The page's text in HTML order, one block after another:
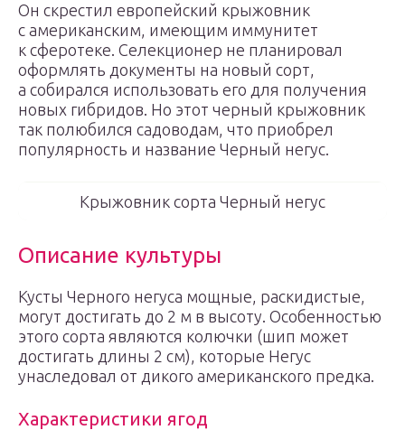
Он скрестил европейский крыжовник
с американским, имеющим иммунитет
к сферотеке. Селекционер не планировал
оформлять документы на новый сорт,
а собирался использовать его для получения
новых гибридов. Но этот черный крыжовник
так полюбился садоводам, что приобрел
популярность и название Черный негус.
Крыжовник сорта Черный негус
Описание культуры
Кусты Черного негуса мощные, раскидистые,
могут достигать до 2 м в высоту. Особенностью
этого сорта являются колючки (шип может
достигать длины 2 см), которые Негус
унаследовал от дикого американского предка.
Характеристики ягод